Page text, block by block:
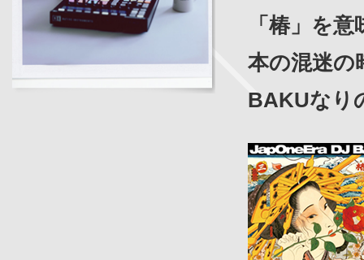
「椿」を
本の混迷の
BAKUなり